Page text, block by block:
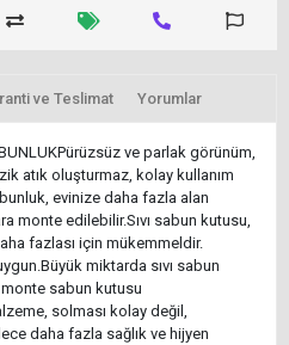
ve Teslimat Yorumlar
ve parlak görünüm,
atık oluşturmaz, kolay kullanım
evinize daha fazla alan
monte edilebilir.Sıvı sabun kutusu,
fazlası için mükemmeldir.
miktarda sıvı sabun
monte sabun kutusu
solması kolay değil,
daha fazla sağlık ve hijyen